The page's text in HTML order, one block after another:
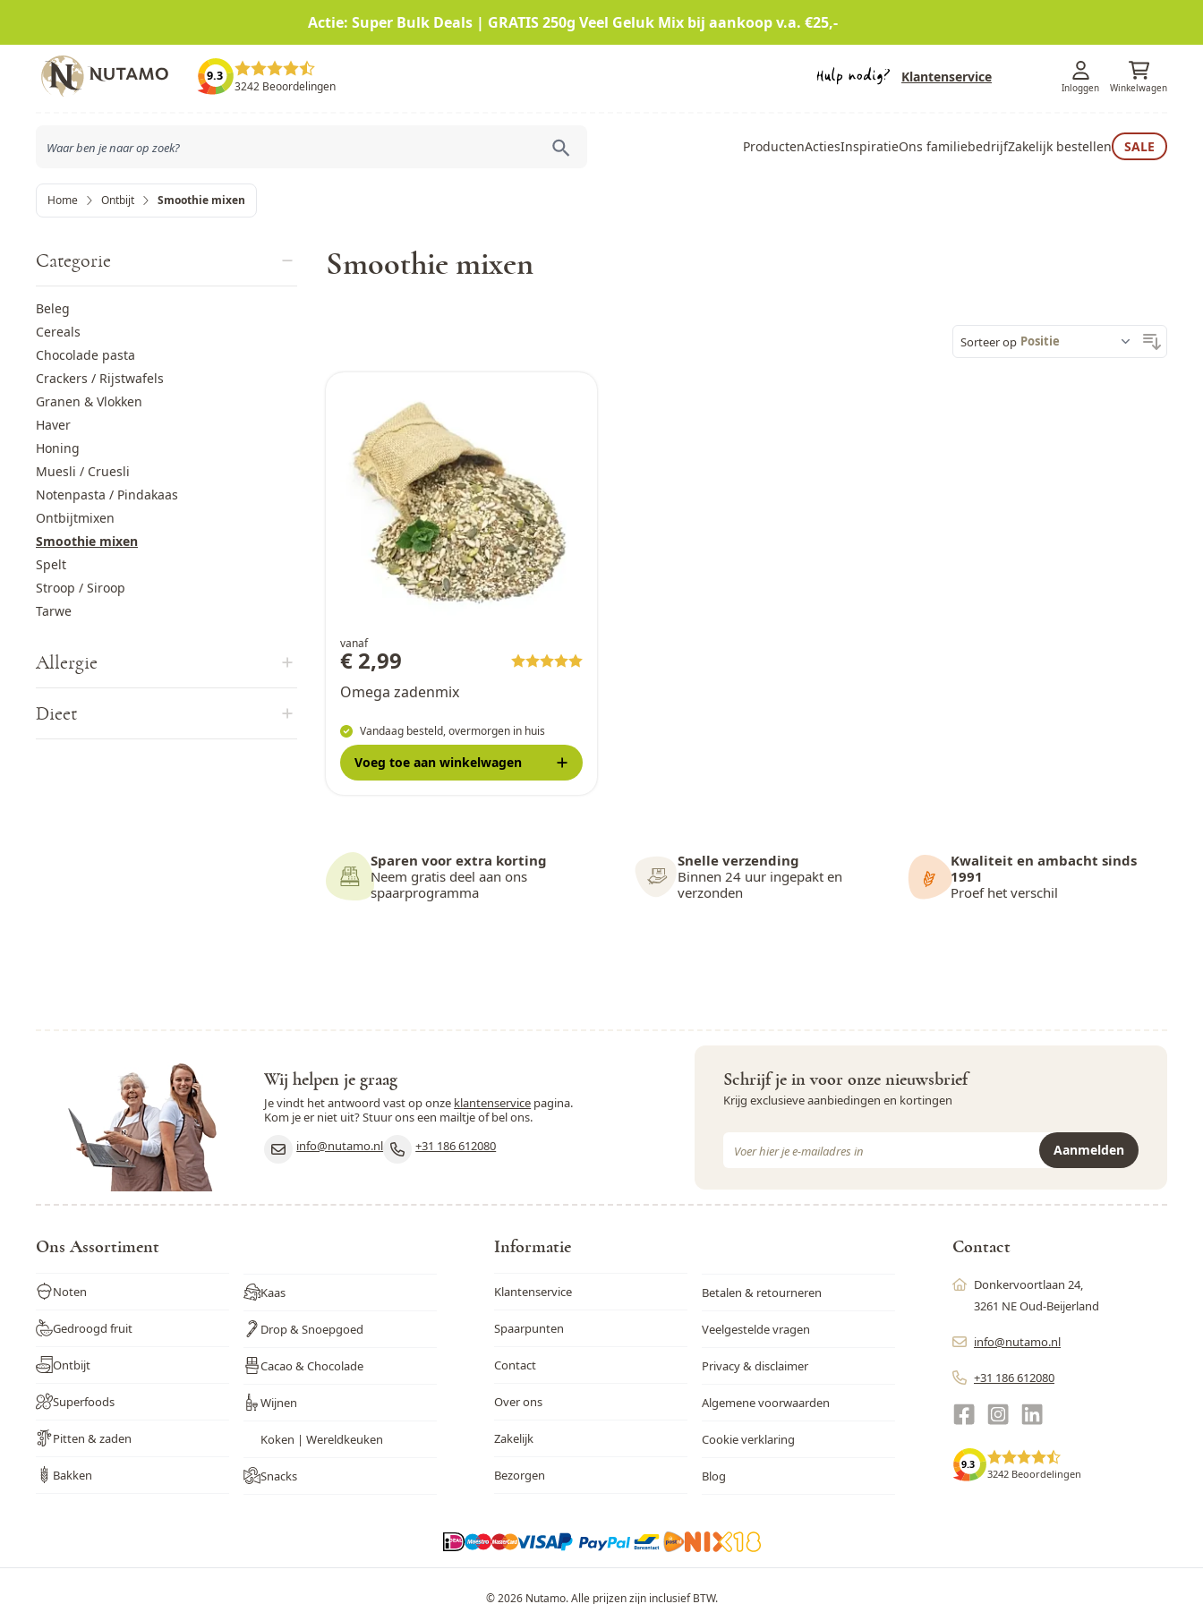
Actie: Super Bulk Deals | GRATIS 250g Veel Geluk Mix bij aankoop v.a. €25,-
Ga naar de inhoud
9.3
3242 Beoordelingen
Klantenservice
Inloggen Winkelwagen
ProductenActiesInspiratieOns familiebedrijfZakelijk bestellen SALE
Home Ontbijt Smoothie mixen
Categorie
Beleg
Cereals
Chocolade pasta
Crackers / Rijstwafels
Granen & Vlokken
Haver
Honing
Muesli / Cruesli
Notenpasta / Pindakaas
Ontbijtmixen
Smoothie mixen
Spelt
Stroop / Siroop
Tarwe
Allergie
Dieet
Smoothie mixen
Sorteer op
vanaf
€ 2,99
Omega zadenmix
Vandaag besteld, overmorgen in huis
Voeg toe aan winkelwagen
Sparen voor extra korting
Neem gratis deel aan ons
spaarprogramma
Snelle verzending
Binnen 24 uur ingepakt en
verzonden
Kwaliteit en ambacht sinds
1991
Proef het verschil
Wij helpen je graag
Je vindt het antwoord vast op onze klantenservice pagina.
Kom je er niet uit? Stuur ons een mailtje of bel ons.
info@nutamo.nl
+31 186 612080
Schrijf je in voor onze nieuwsbrief
Krijg exclusieve aanbiedingen en kortingen
Aanmelden
Ons Assortiment
Noten
Gedroogd fruit
Ontbijt
Superfoods
Pitten & zaden
Bakken
Kaas
Drop & Snoepgoed
Cacao & Chocolade
Wijnen
Koken | Wereldkeuken
Snacks
Informatie
Klantenservice
Spaarpunten
Contact
Over ons
Zakelijk
Bezorgen
Betalen & retourneren
Veelgestelde vragen
Privacy & disclaimer
Algemene voorwaarden
Cookie verklaring
Blog
Contact
Donkervoortlaan 24,
3261 NE Oud-Beijerland
info@nutamo.nl
+31 186 612080
9.3
3242 Beoordelingen
© 2026 Nutamo. Alle prijzen zijn inclusief BTW.